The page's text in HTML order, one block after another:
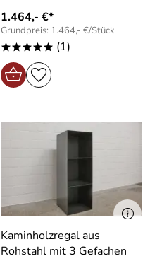
1.464,- €*
Grundpreis: 1.464,- €/Stück
***** (1)
Kaminholzregal aus
Rohstahl mit 3 Gefachen